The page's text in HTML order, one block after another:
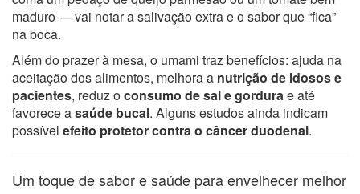
maduro — vai notar a salivação extra e o sabor que “fica”
na boca.
Além do prazer à mesa, o umami traz benefícios: ajuda na
aceitação dos alimentos, melhora a nutrição de idosos e
pacientes, reduz oconsumo de sal e gordurae até
favorece asaúde bucal. Alguns estudos ainda indicam
possível efeito protetor contra o câncer duodenal.
Um toque de sabor e saúde para envelhecer melhor